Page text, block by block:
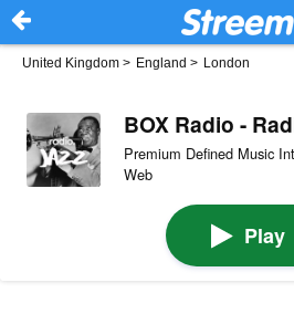
United Kingdom > England > London
BOX Radio -
Premium Defined Music
Web
Play